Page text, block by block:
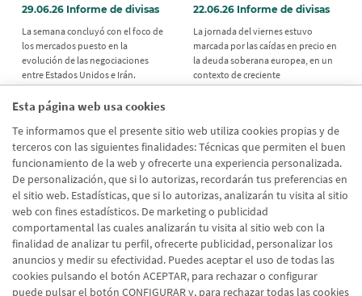
Esta página web usa cookies
Te informamos que el presente sitio web utiliza cookies propias y de
terceros con las siguientes finalidades: Técnicas que permiten el buen
funcionamiento de la web y ofrecerte una experiencia personalizada.
De personalización, que si lo autorizas, recordarán tus preferencias en
el sitio web. Estadísticas, que si lo autorizas, analizarán tu visita al sitio
web con fines estadísticos. De marketing o publicidad
comportamental las cuales analizarán tu visita al sitio web con la
finalidad de analizar tu perfil, ofrecerte publicidad, personalizar los
anuncios y medir su efectividad. Puedes aceptar el uso de todas las
cookies pulsando el botón ACEPTAR, para rechazar o configurar
puede pulsar el botón CONFIGURAR y, para rechazar todas las cookies
29.06.26 Informe de divisas
La semana concluyó con el foco de
los mercados puesto en la
evolución de las negociaciones
entre Estados Unidos e Irán.
22.06.26 Informe de divisas
La jornada del viernes estuvo
marcada por las caídas en precio en
la deuda soberana europea, en un
contexto de creciente
incertidumbre geopolítica tras
Estados Unidos e Irán para avanzar
en un acuerdo de paz.
Paginación
1 2 3 4 5 6 7 8 9 ›